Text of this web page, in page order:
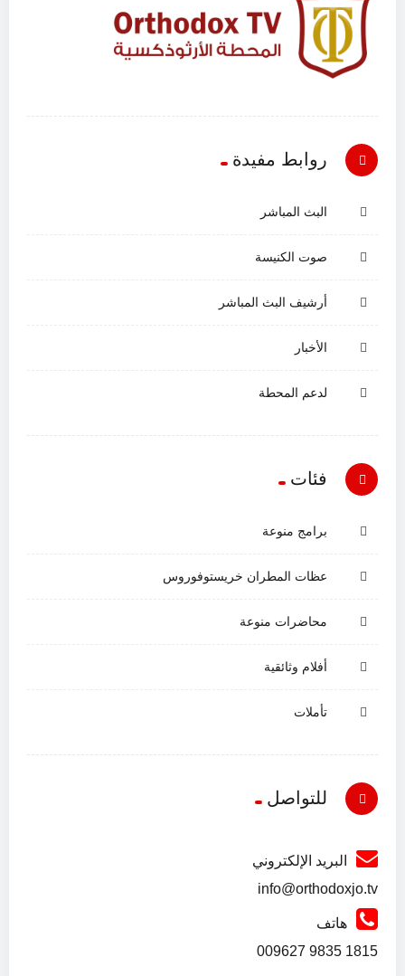
روابط مفيدة
البث المباشر
صوت الكنيسة
أرشيف البث المباشر
الأخبار
لدعم المحطة
فئات
برامج منوعة
عظات المطران خريستوفوروس
محاضرات منوعة
أفلام وثائقية
تأملات
للتواصل
البريد الإلكتروني
info@orthodoxjo.tv
هاتف
1815 9835 009627